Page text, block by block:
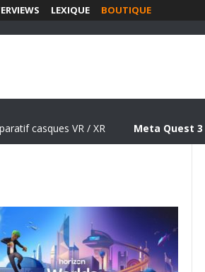
LEXIQUE BOUTIQUE
casques VR / XR Meta Quest 3